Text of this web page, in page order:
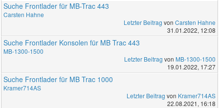
Suche Frontlader für MB-Trac 443
Carsten Hahne
Letzter Beitrag von Carsten Hahne
31.01.2022, 12:08
Suche Frontlader Konsolen für MB Trac 443
MB-1300-1500
Letzter Beitrag von MB-1300-1500
19.01.2022, 17:27
Suche Frontlader für MB Trac 1000
Kramer714AS
Letzter Beitrag von Kramer714AS
22.08.2021, 16:18